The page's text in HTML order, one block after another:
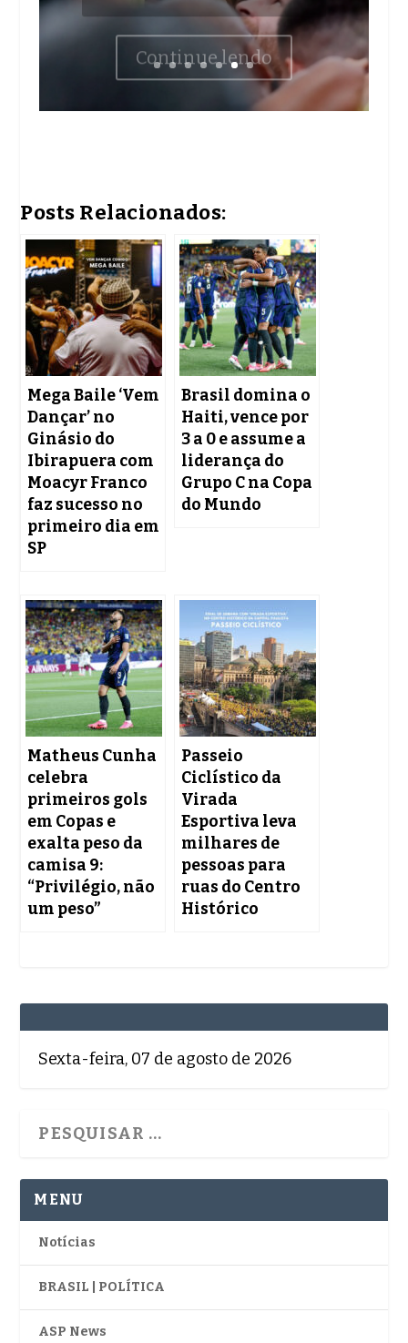
Continue lendo
Posts Relacionados:
Mega Baile ‘Vem
Dançar’ no
Ginásio do
Ibirapuera com
Moacyr Franco
faz sucesso no
primeiro dia em
SP
Brasil domina o
Haiti, vence por
3 a 0 e assume a
liderança do
Grupo C na Copa
do Mundo
Matheus Cunha
celebra
primeiros gols
em Copas e
exalta peso da
camisa 9:
“Privilégio, não
um peso”
Passeio
Ciclístico da
Virada
Esportiva leva
milhares de
pessoas para
ruas do Centro
Histórico
Sexta-feira, 07 de agosto de 2026
MENU
Notícias
BRASIL | POLÍTICA
ASP News